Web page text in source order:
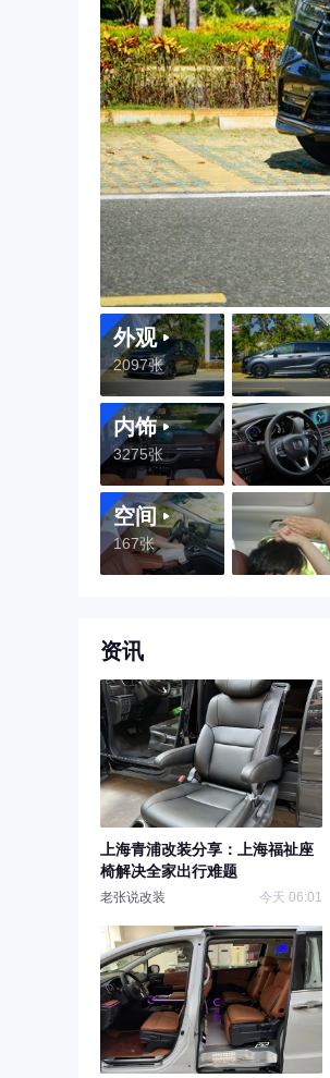
外观
2097张
内饰
3275张
空间
167张
资讯
上海青浦改装分享：上海福祉座
椅解决全家出行难题
老张说改装 今天 06:01